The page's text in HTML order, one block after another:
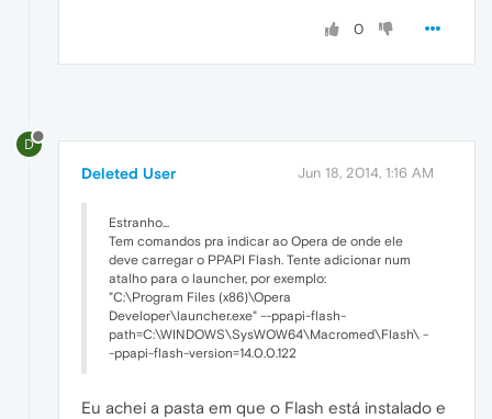
0
D
Deleted User Jun 18, 2014, 1:16 AM
Estranho...
Tem comandos pra indicar ao Opera de onde ele
deve carregar o PPAPI Flash. Tente adicionar num
atalho para o launcher, por exemplo:
"C:\Program Files (x86)\Opera
Developer\launcher.exe" --ppapi-flash-
path=C:\WINDOWS\SysWOW64\Macromed\Flash\ -
-ppapi-flash-version=14.0.0.122
Eu achei a pasta em que o Flash está instalado e